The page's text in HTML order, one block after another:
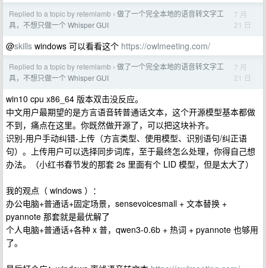
Replied to a topic by retemlamb › 做了一个完全本地的语音转文字工
具，不想只做一个 Whisper GUI
7 月
21 日
@skills windows 可以看看这个 https://owlmeeting.com/
Replied to a topic by retemlamb › 做了一个完全本地的语音转文字工
具，不想只做一个 Whisper GUI
7 月
21 日
win10 cpu x86_64 版本双击没反应。
中文用户最期望的是方言语音转普通话文本，这个开源模型基本都做
不到，痛点在这里。你既然做开源了，可以把这块补齐。
识别-用户手动纠错-上传（方言类型、使用模型、识别语句/纠正语
句）。上传用户可以选择同步词库，至于最终怎么处理，你得自己想
办法。（小红书春节发的那套 2s 里面有个 LID 模型，但是太大了）
我的观点（ windows ）：
办公电脑+普通话+固定场景，sensevoicesmall + 文本替换 +
pyannote 那套就是最优解了
个人电脑+普通话+各种 x 普，qwen3-0.6b + 热词 + pyannote 也够用
了。